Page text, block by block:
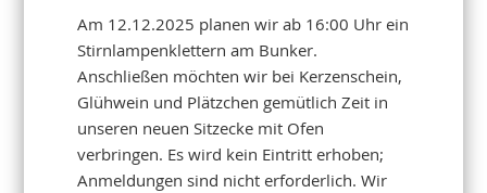
Am 12.12.2025 planen wir ab 16:00 Uhr ein
Stirnlampenklettern am Bunker.
Anschließen möchten wir bei Kerzenschein,
Glühwein und Plätzchen gemütlich Zeit in
unseren neuen Sitzecke mit Ofen
verbringen. Es wird kein Eintritt erhoben;
Anmeldungen sind nicht erforderlich. Wir